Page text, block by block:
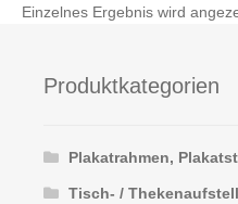
Einzelnes Ergebnis wird
Produktkategorien
Plakatrahmen,
Tisch- /